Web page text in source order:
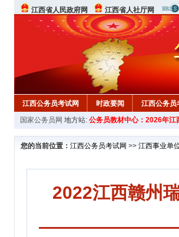
江西省人民政府网 江西省人社厅网
江西公务员考试网 时政要闻 江西公务员
行测真题 在线咨询 教材中心
国家公务员网 地方站: 公务员教材中心：2026年江
您的当前位置： 江西公务员考试网 >> 江西事业单
2022江西赣州